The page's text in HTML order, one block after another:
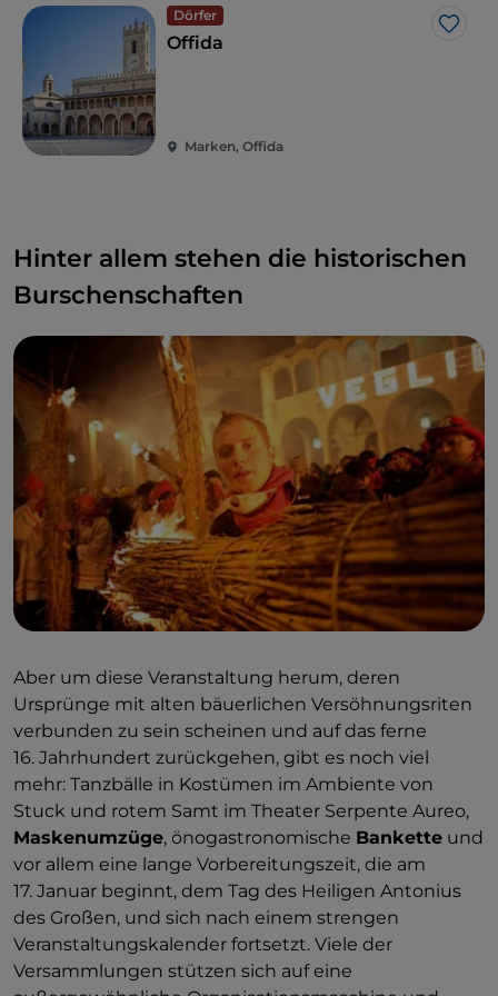
Dörfer
Like
Offida
Marken, Offida
Hinter allem stehen die historischen
Burschenschaften
Aber um diese Veranstaltung herum, deren
Ursprünge mit alten bäuerlichen Versöhnungsriten
verbunden zu sein scheinen und auf das ferne
16. Jahrhundert zurückgehen, gibt es noch viel
mehr: Tanzbälle in Kostümen im Ambiente von
Stuck und rotem Samt im Theater Serpente Aureo,
Maskenumzüge, önogastronomische Bankette und
vor allem eine lange Vorbereitungszeit, die am
17. Januar beginnt, dem Tag des Heiligen Antonius
des Großen, und sich nach einem strengen
Veranstaltungskalender fortsetzt. Viele der
Versammlungen stützen sich auf eine